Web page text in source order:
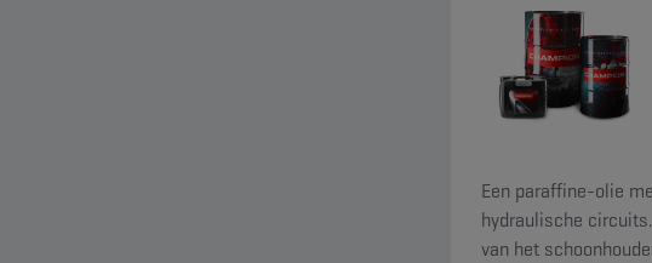
Een paraffine-olie
hydraulische
van het